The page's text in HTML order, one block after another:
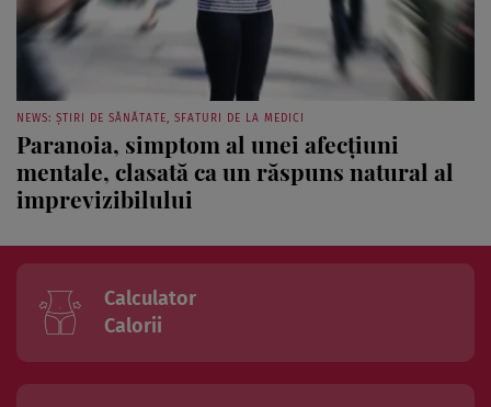
NEWS: ȘTIRI DE SĂNĂTATE, SFATURI DE LA MEDICI
Paranoia, simptom al unei afecţiuni
mentale, clasată ca un răspuns natural al
imprevizibilului
Calculator
Calorii